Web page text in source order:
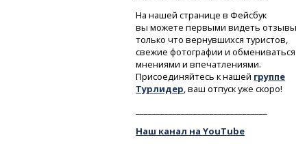
На нашей странице в Фейсбук
вы можете первыми видеть отзывы
только что вернувшихся туристов,
свежие фотографии и обмениваться
мнениями и впечатлениями.
Присоединяйтесь к нашей группе
Турлидер, ваш отпуск уже скоро!
Наш канал на YouTube